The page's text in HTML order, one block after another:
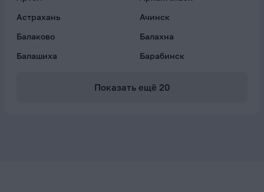
Астрахань
Ачинск
Балаково
Балахна
Балашиха
Барабинск
Показать ещё 20